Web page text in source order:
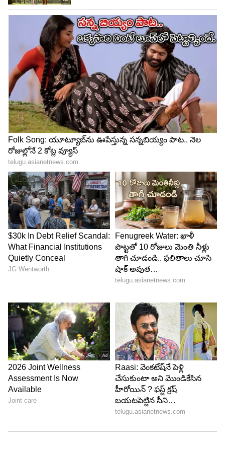
సోషల్‌ మీడియాలోనే కాదు, బయటకు కూడా తాను పూర్తి
ప్రైవేట్‌ పర్సన్‌. ఎవరితోనూ డేటింగ్‌ లో లేదని తెలుస్తుంది.
ప్రస్తుతం సింగిల్‌గానే ఉంటుందని సమాచారం. కానీ గతంలో
చాలా మందితో ఆమె డేటింగ్‌ రూమర్స్ వచ్చాయి. ప్రభాస్‌కి
సంబంధించి ఇప్పటికీ వార్తలు వస్తూనే ఉన్నాయి. కానీ
గోపీచంద్‌, డార్లింగ్‌, నాగార్జున వంటి వారితోనూ రూమర్లు
వచ్చాయి. వారిలో ఓ ఫెయిల్యూర్‌ డైరెక్టర్‌ కూడా ఉన్నారు.
ఆయన ఎవరో కాదు అత్యంత సక్సెస్‌ఫుల్‌ డైరెక్టర్‌, తెలుగు
సినిమాని కొత్తపుంతలు తొక్కించిన దర్శకుడు కె
రాఘవేంద్రరావు తనయుడు ప్రకాష్‌ కోవెలమూడి కావడం
విశేషం.
ఆయనతో ఏకంగా అనుష్క పెళ్లికి సిద్ధమైందని, రహస్యంగా
మ్యారేజ్‌ కూడా చేసుకున్నారనే వార్తలు బయటకు వచ్చాయి.
ఇప్పుడు అనుష్క బర్త్ డే సందర్భంగా మరోసారి ఆ వార్తలు
నెట్టింట చక్కర్లు కొడుతున్నాయి. వీరిద్దరూ గతంలో 2015లో
`సైజ్ జీరో` సినిమాలో కలిసి పనిచేశారు. ఆ సినిమా
షూటింగ్ సమయంలో వారు ప్రేమలో పడ్డారు. 2020లో
వీరిద్దరు సీక్రెట్‌గా మ్యారేజ్‌ చేసుకున్నారనే రూమర్స్